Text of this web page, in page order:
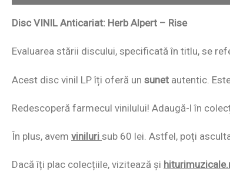
Disc VINIL Anticariat: Herb Alpert – Rise
Evaluarea stării discului, specificată în titlu, se
Acest disc vinil LP îți oferă un sunet autentic.
Redescoperă farmecul vinilului! Adaugă-l în
În plus, avem viniluri sub 60 lei. Astfel, poți
Dacă îți plac colecțiile, vizitează și